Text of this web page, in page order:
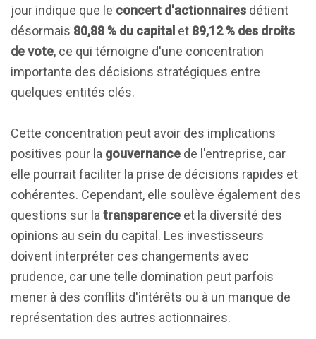
jour indique que le concert d'actionnaires détient
désormais 80,88 % du capital et 89,12 % des droits
de vote, ce qui témoigne d'une concentration
importante des décisions stratégiques entre
quelques entités clés.
Cette concentration peut avoir des implications
positives pour la gouvernance de l'entreprise, car
elle pourrait faciliter la prise de décisions rapides et
cohérentes. Cependant, elle soulève également des
questions sur la transparence et la diversité des
opinions au sein du capital. Les investisseurs
doivent interpréter ces changements avec
prudence, car une telle domination peut parfois
mener à des conflits d'intérêts ou à un manque de
représentation des autres actionnaires.